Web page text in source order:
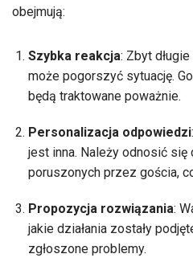
obejmują:
Szybka reakcja: Zbyt
może pogorszyć sytuację.
będą traktowane poważnie.
Personalizacja odpowiedzi
jest inna. Należy odnosić
poruszonych przez gościa,
Propozycja rozwiązania:
jakie działania zostały
zgłoszone problemy.